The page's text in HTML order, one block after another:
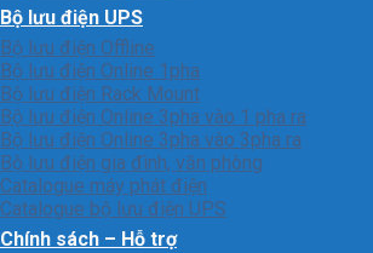
Bộ lưu điện UPS
Bộ lưu điện Offline
Bộ lưu điện Online 1pha
Bộ lưu điện Rack Mount
Bộ lưu điện Online 3pha vào 1 pha ra
Bộ lưu điện Online 3pha vào 3pha ra
Bộ lưu điện gia đình, văn phòng
Catalogue máy phát điện
Catalogue bộ lưu điện UPS
Chính sách – Hỗ trợ